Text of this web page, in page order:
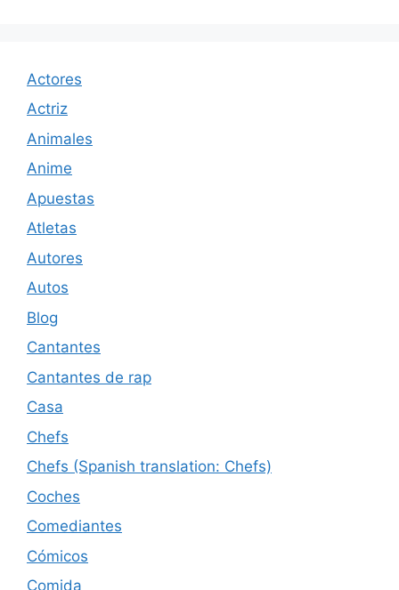
Actores
Actriz
Animales
Anime
Apuestas
Atletas
Autores
Autos
Blog
Cantantes
Cantantes de rap
Casa
Chefs
Chefs (Spanish translation: Chefs)
Coches
Comediantes
Cómicos
Comida